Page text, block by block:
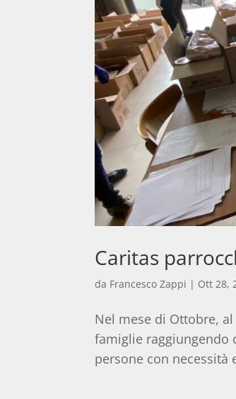
Caritas
da Francesco Zappi | Ott 28,
Nel mese di Ottobre,
famiglie raggiungendo
persone con